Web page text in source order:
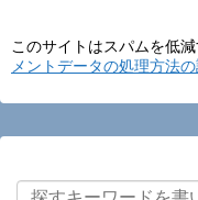
このサイトはスパムを低
メントデータの処理方法